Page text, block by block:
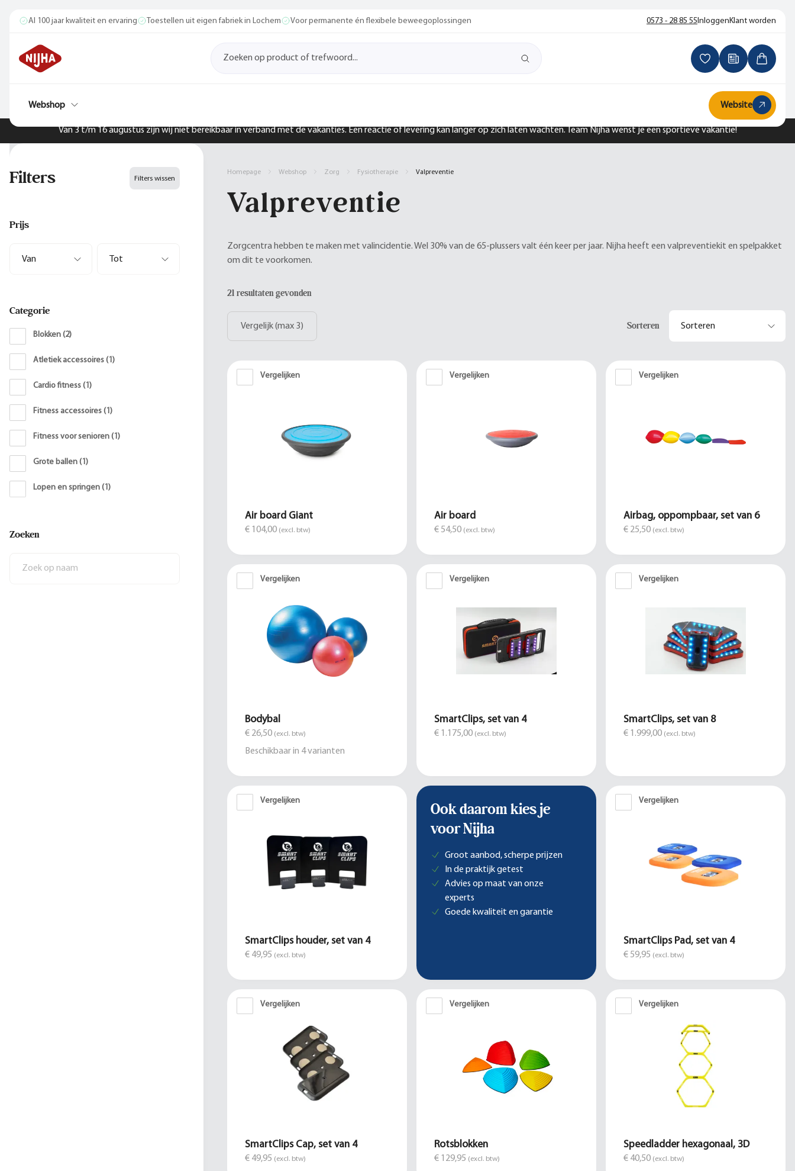
Van 3 t/m 16 augustus zijn wij niet bereikbaar in verband met de vakanties. Een reactie of levering kan langer op zich laten wachten. Team Nijha wenst je een sportieve vakantie!
Al 100 jaar kwaliteit en ervaring Toestellen uit eigen fabriek in Lochem Voor permanente én flexibele beweegoplossingen 0573 - 28 85 55InloggenKlant worden
Webshop Website
Filters Filters wissen
Prijs
Categorie
Blokken (2)
Atletiek accessoires (1)
Cardio fitness (1)
Fitness accessoires (1)
Fitness voor senioren (1)
Grote ballen (1)
Lopen en springen (1)
Zoeken
Homepage Webshop Zorg Fysiotherapie Valpreventie
Valpreventie
Zorgcentra hebben te maken met valincidentie. Wel 30% van de 65-plussers valt één keer per jaar. Nijha heeft een valpreventiekit en spelpakket
om dit te voorkomen.
21 resultaten gevonden
Vergelijk (max 3) Sorteren
Vergelijken
Air board Giant
€ 104,00 (excl. btw)
Vergelijken
Air board
€ 54,50 (excl. btw)
Vergelijken
Airbag, oppompbaar, set van 6
€ 25,50 (excl. btw)
Vergelijken
Bodybal
€ 26,50 (excl. btw)
Beschikbaar in 4varianten
Vergelijken
SmartClips, set van 4
€ 1.175,00 (excl. btw)
Vergelijken
SmartClips, set van 8
€ 1.999,00 (excl. btw)
Vergelijken
SmartClips houder, set van 4
€ 49,95 (excl. btw)
Ook daarom kies je
voor Nijha
Groot aanbod, scherpe prijzen
In de praktijk getest
Advies op maat van onze
experts
Goede kwaliteit en garantie
Vergelijken
SmartClips Pad, set van 4
€ 59,95 (excl. btw)
Vergelijken
SmartClips Cap, set van 4
€ 49,95 (excl. btw)
Vergelijken
Rotsblokken
€ 129,95 (excl. btw)
Vergelijken
Speedladder hexagonaal, 3D
€ 40,50 (excl. btw)